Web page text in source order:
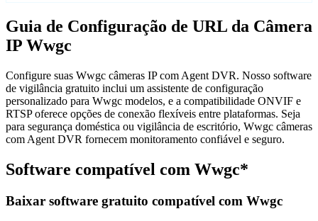
Guia de Configuração de URL da Câmera
IP Wwgc
Configure suas Wwgc câmeras IP com Agent DVR. Nosso software
de vigilância gratuito inclui um assistente de configuração
personalizado para Wwgc modelos, e a compatibilidade ONVIF e
RTSP oferece opções de conexão flexíveis entre plataformas. Seja
para segurança doméstica ou vigilância de escritório, Wwgc câmeras
com Agent DVR fornecem monitoramento confiável e seguro.
Software compatível com Wwgc*
Baixar software gratuito compatível com Wwgc